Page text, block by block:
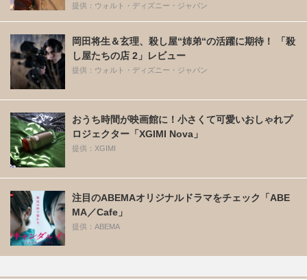
提供：ウォルト・ディズニー・ジャパン
岡田将生＆玄理、殺し屋“姉弟“の活躍に期待！ 「殺
し屋たちの店 2」レビュー
提供：ウォルト・ディズニー・ジャパン
おうち時間が映画館に！小さくて可愛いおしゃれプ
ロジェクター「XGIMI Nova」
提供：XGIMI
注目のABEMAオリジナルドラマをチェック「ABE
MA／Cafe」
提供：ABEMA